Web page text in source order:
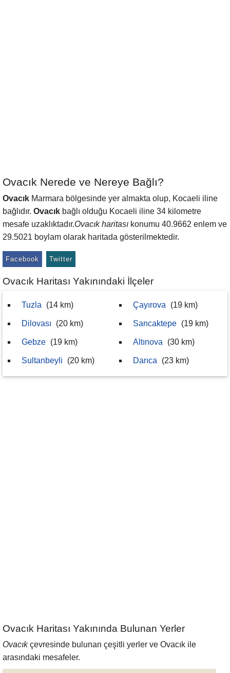
Ovacık Nerede ve Nereye Bağlı?
Ovacık Marmara bölgesinde yer almakta olup, Kocaeli iline
bağlıdır. Ovacık bağlı olduğu Kocaeli iline 34 kilometre
mesafe uzaklıktadır.Ovacık haritası konumu 40.9662 enlem ve
29.5021 boylam olarak haritada gösterilmektedir.
Facebook Twitter
Ovacık Haritası Yakınındaki İlçeler
Tuzla (14 km)
Dilovası (20 km)
Gebze (19 km)
Sultanbeyli (20 km)
Çayırova (19 km)
Sancaktepe (19 km)
Altınova (30 km)
Darıca (23 km)
Ovacık Haritası Yakınında Bulunan Yerler
Ovacıkçevresinde bulunan çeşitli yerler ve Ovacık ile
arasındaki mesafeler.